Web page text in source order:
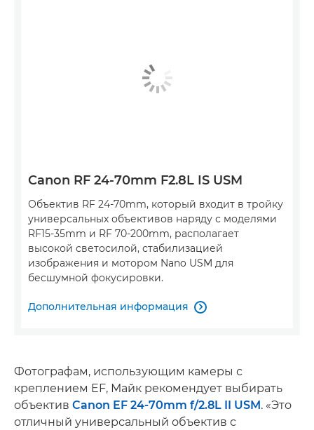
Canon RF 24-70mm F2.8L IS USM
Объектив RF 24-70mm, который входит в тройку
универсальных объективов наряду с моделями
RF15-35mm и RF 70-200mm, располагает
высокой светосилой, стабилизацией
изображения и мотором Nano USM для
бесшумной фокусировки.
Дополнительная информация 
Фотографам, использующим камеры с
креплением EF, Майк рекомендует выбирать
объектив Canon EF 24-70mm f/2.8L II USM . «Это
отличный универсальный объектив с